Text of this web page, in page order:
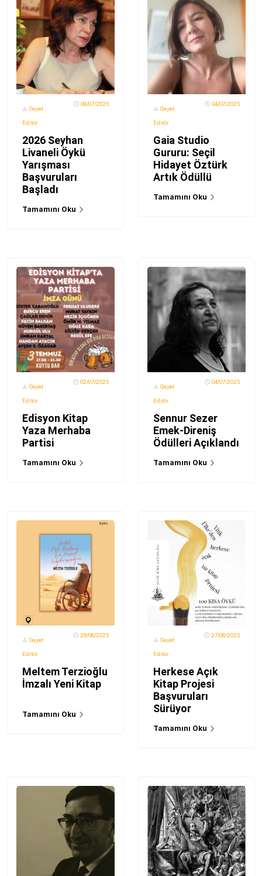
Gayet
Editör
08/07/2025
2026 Seyhan
Livaneli Öykü
Yarışması
Başvuruları
Başladı
Tamamını Oku
Gayet
Editör
04/07/2025
Gaia Studio
Gururu: Seçil
Hidayet Öztürk
Artık Ödüllü
Tamamını Oku
Gayet
Editör
02/07/2025
Edisyon Kitap
Yaza Merhaba
Partisi
Tamamını Oku
Gayet
Editör
04/07/2025
Sennur Sezer
Emek-Direniş
Ödülleri Açıklandı
Tamamını Oku
Gayet
Editör
29/06/2025
Meltem Terzioğlu
İmzalı Yeni Kitap
Tamamını Oku
Gayet
Editör
27/06/2025
Herkese Açık
Kitap Projesi
Başvuruları
Sürüyor
Tamamını Oku